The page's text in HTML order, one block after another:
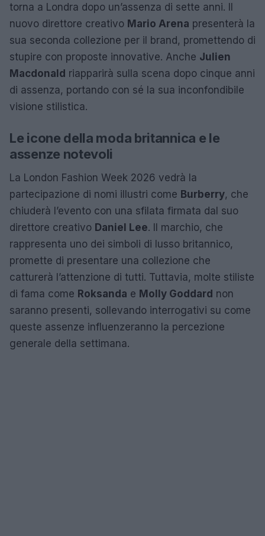
torna a Londra dopo un’assenza di sette anni. Il
nuovo direttore creativo Mario Arena presenterà la
sua seconda collezione per il brand, promettendo di
stupire con proposte innovative. Anche Julien
Macdonald riapparirà sulla scena dopo cinque anni
di assenza, portando con sé la sua inconfondibile
visione stilistica.
Le icone della moda britannica e le
assenze notevoli
La London Fashion Week 2026 vedrà la
partecipazione di nomi illustri come Burberry, che
chiuderà l’evento con una sfilata firmata dal suo
direttore creativo Daniel Lee. Il marchio, che
rappresenta uno dei simboli di lusso britannico,
promette di presentare una collezione che
catturerà l’attenzione di tutti. Tuttavia, molte stiliste
di fama come Roksanda e Molly Goddard non
saranno presenti, sollevando interrogativi su come
queste assenze influenzeranno la percezione
generale della settimana.